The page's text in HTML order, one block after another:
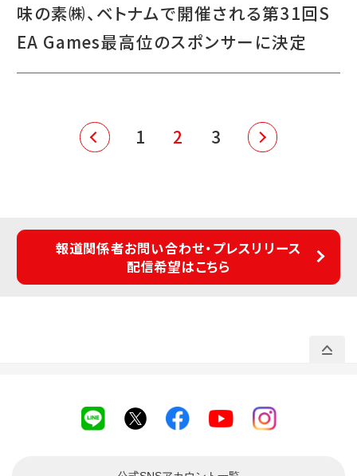
味の素㈱、ベトナムで開催される第31回S
EA Games最高位のスポンサーに決定
1 2 3
報道関係者お問い合わせ・プレスリリース
配信希望はこちら